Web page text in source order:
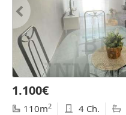
1.100€
110m2 4 Ch.